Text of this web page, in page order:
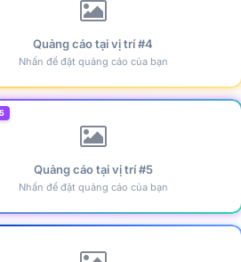
Quảng cáo tại vị trí #4
Nhấn để đặt quảng cáo của bạn
Quảng cáo tại vị trí #5
Nhấn để đặt quảng cáo của bạn